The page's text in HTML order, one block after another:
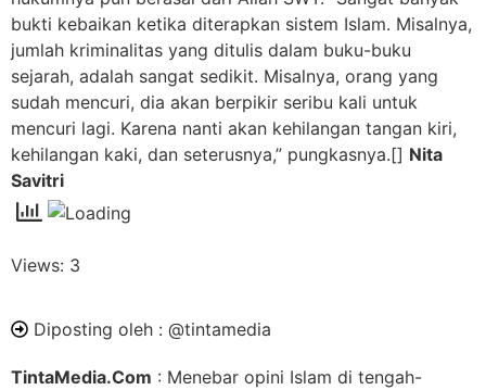
bukti kebaikan ketika diterapkan sistem Islam. Misalnya,
jumlah kriminalitas yang ditulis dalam buku-buku
sejarah, adalah sangat sedikit. Misalnya, orang yang
sudah mencuri, dia akan berpikir seribu kali untuk
mencuri lagi. Karena nanti akan kehilangan tangan kiri,
kehilangan kaki, dan seterusnya,” pungkasnya.[] Nita
Savitri
Views: 3
Diposting oleh : @tintamedia
TintaMedia.Com : Menebar opini Islam di tengah-